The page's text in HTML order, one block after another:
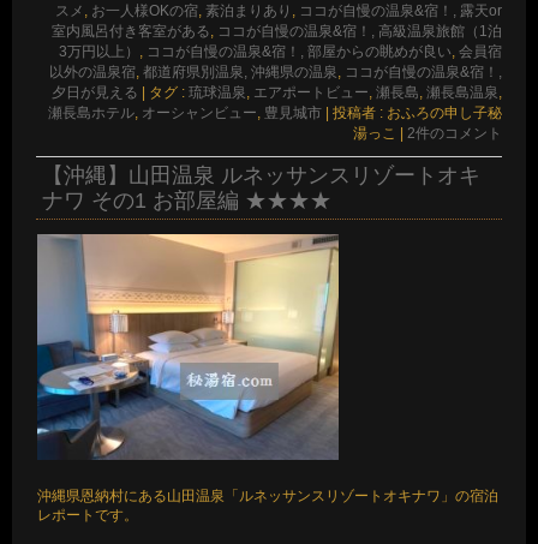
スメ
お一人様OKの宿 素泊まりあり
ココが自慢の温泉&宿！, 露天or
室内風呂付き客室がある
ココが自慢の温泉&宿！, 高級温泉旅館（1泊
3万円以上）
ココが自慢の温泉&宿！, 部屋からの眺めが良い 会員宿
以外の温泉宿 都道府県別温泉, 沖縄県の温泉
ココが自慢の温泉&宿！,
夕日が見える | タグ : 琉球温泉 エアポートビュー 瀬長島 瀬長島温泉
瀬長島ホテル オーシャンビュー 豊見城市 | 投稿者 : おふろの申し子秘
湯っこ | 2件のコメント
【沖縄】山田温泉 ルネッサンスリゾートオキ
ナワ その1 お部屋編 ★★★★
沖縄県恩納村にある山田温泉「ルネッサンスリゾートオキナワ」の宿泊
レポートです。